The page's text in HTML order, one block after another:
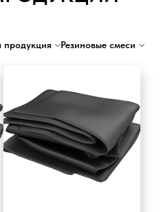
продукция Резиновыесмеси